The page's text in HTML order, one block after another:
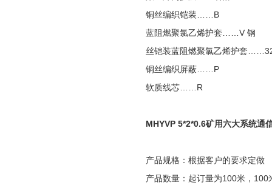
铜丝编织铠装……B
蓝阻燃聚氯乙烯护套……V 钢
丝铠装蓝阻燃聚氯乙烯护套
铜丝编织屏蔽……P
软质线芯……R
MHYVP 5*2*0.6矿用六大系统通
产品规格：根据客户的要求定做
产品数量：起订量为100米，100